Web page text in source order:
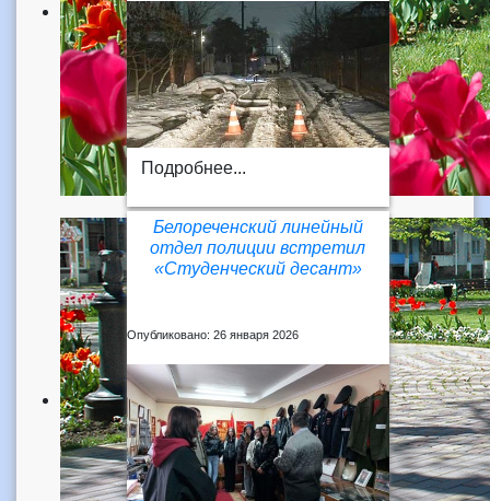
Подробнее...
Белореченский линейный
отдел полиции встретил
«Студенческий десант»
Опубликовано: 26 января 2026